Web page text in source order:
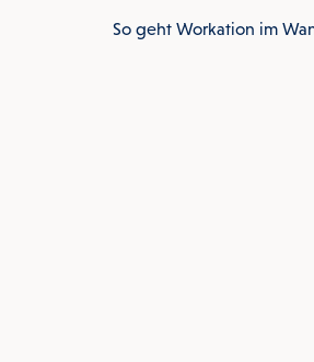
So geht Workation im